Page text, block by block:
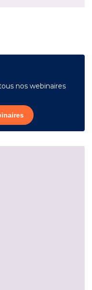
nos webinaires